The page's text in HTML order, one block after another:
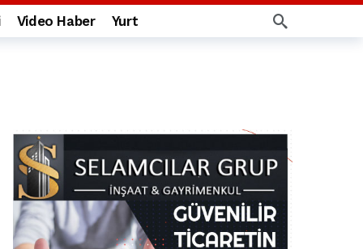
Video Haber Yurt